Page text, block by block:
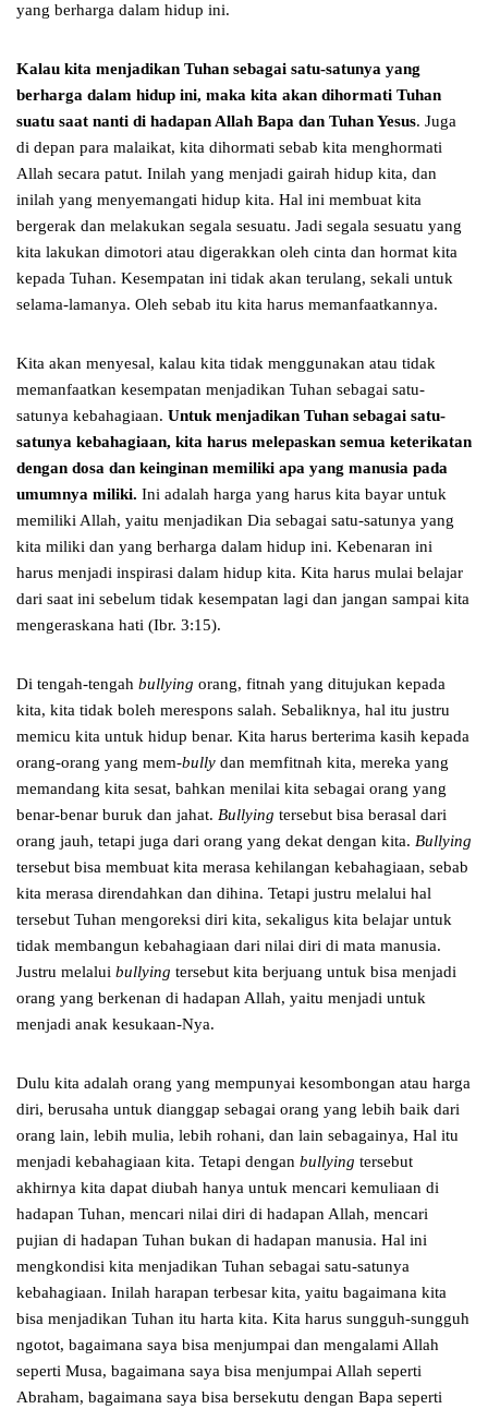
yang berharga dalam hidup ini.
Kalau kita menjadikan Tuhan sebagai satu-satunya yang
berharga dalam hidup ini, maka kita akan dihormati Tuhan
suatu saat nanti di hadapan Allah Bapa dan Tuhan Yesus. Juga
di depan para malaikat, kita dihormati sebab kita menghormati
Allah secara patut. Inilah yang menjadi gairah hidup kita, dan
inilah yang menyemangati hidup kita. Hal ini membuat kita
bergerak dan melakukan segala sesuatu. Jadi segala sesuatu yang
kita lakukan dimotori atau digerakkan oleh cinta dan hormat kita
kepada Tuhan. Kesempatan ini tidak akan terulang, sekali untuk
selama-lamanya. Oleh sebab itu kita harus memanfaatkannya.
Kita akan menyesal, kalau kita tidak menggunakan atau tidak
memanfaatkan kesempatan menjadikan Tuhan sebagai satu-
satunya kebahagiaan. Untuk menjadikan Tuhan sebagai satu-
satunya kebahagiaan, kita harus melepaskan semua keterikatan
dengan dosa dan keinginan memiliki apa yang manusia pada
umumnya miliki. Ini adalah harga yang harus kita bayar untuk
memiliki Allah, yaitu menjadikan Dia sebagai satu-satunya yang
kita miliki dan yang berharga dalam hidup ini. Kebenaran ini
harus menjadi inspirasi dalam hidup kita. Kita harus mulai belajar
dari saat ini sebelum tidak kesempatan lagi dan jangan sampai kita
mengeraskana hati (Ibr. 3:15).
Di tengah-tengah bullying orang, fitnah yang ditujukan kepada
kita, kita tidak boleh merespons salah. Sebaliknya, hal itu justru
memicu kita untuk hidup benar. Kita harus berterima kasih kepada
orang-orang yang mem-bully dan memfitnah kita, mereka yang
memandang kita sesat, bahkan menilai kita sebagai orang yang
benar-benar buruk dan jahat. Bullying tersebut bisa berasal dari
orang jauh, tetapi juga dari orang yang dekat dengan kita. Bullying
tersebut bisa membuat kita merasa kehilangan kebahagiaan, sebab
kita merasa direndahkan dan dihina. Tetapi justru melalui hal
tersebut Tuhan mengoreksi diri kita, sekaligus kita belajar untuk
tidak membangun kebahagiaan dari nilai diri di mata manusia.
Justru melalui bullying tersebut kita berjuang untuk bisa menjadi
orang yang berkenan di hadapan Allah, yaitu menjadi untuk
menjadi anak kesukaan-Nya.
Dulu kita adalah orang yang mempunyai kesombongan atau harga
diri, berusaha untuk dianggap sebagai orang yang lebih baik dari
orang lain, lebih mulia, lebih rohani, dan lain sebagainya, Hal itu
menjadi kebahagiaan kita. Tetapi dengan bullying tersebut
akhirnya kita dapat diubah hanya untuk mencari kemuliaan di
hadapan Tuhan, mencari nilai diri di hadapan Allah, mencari
pujian di hadapan Tuhan bukan di hadapan manusia. Hal ini
mengkondisi kita menjadikan Tuhan sebagai satu-satunya
kebahagiaan. Inilah harapan terbesar kita, yaitu bagaimana kita
bisa menjadikan Tuhan itu harta kita. Kita harus sungguh-sungguh
ngotot, bagaimana saya bisa menjumpai dan mengalami Allah
seperti Musa, bagaimana saya bisa menjumpai Allah seperti
Abraham, bagaimana saya bisa bersekutu dengan Bapa seperti